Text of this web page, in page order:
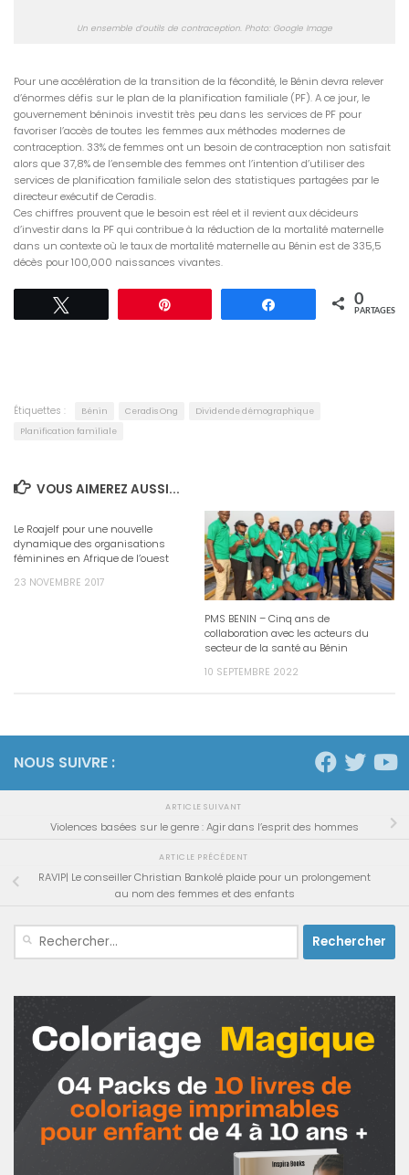
Un ensemble d’outils de contraception. Photo: Google Image
Pour une accélération de la transition de la fécondité, le Bénin devra relever
d’énormes défis sur le plan de la planification familiale (PF). A ce jour, le
gouvernement béninois investit très peu dans les services de PF pour
favoriser l’accès de toutes les femmes aux méthodes modernes de
contraception. 33% de femmes ont un besoin de contraception non satisfait
alors que 37,8% de l’ensemble des femmes ont l’intention d’utiliser des
services de planification familiale selon des statistiques partagées par le
directeur exécutif de Ceradis.
Ces chiffres prouvent que le besoin est réel et il revient aux décideurs
d’investir dans la PF qui contribue à la réduction de la mortalité maternelle
dans un contexte où le taux de mortalité maternelle au Bénin est de 335,5
décès pour 100,000 naissances vivantes.
Partagez 0
PARTAGES
Étiquettes : Bénin Ceradis Ong
Dividende démographique
Planification familiale
VOUS AIMEREZ AUSSI...
Le Roajelf pour une nouvelle
dynamique des organisations
féminines en Afrique de l’ouest
23 NOVEMBRE 2017
PMS BENIN – Cinq ans de
collaboration avec les acteurs du
secteur de la santé au Bénin
10 SEPTEMBRE 2022
NOUS SUIVRE :
ARTICLE SUIVANT
Violences basées sur le genre : Agir dans l’esprit des hommes
ARTICLE PRÉCÉDENT
RAVIP| Le conseiller Christian Bankolé plaide pour un prolongement
au nom des femmes et des enfants
Rechercher :